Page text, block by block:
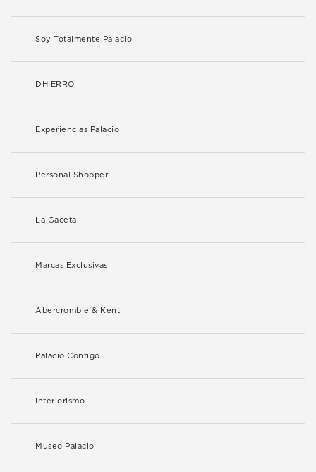
Soy Totalmente Palacio
DHIERRO
Experiencias Palacio
Personal Shopper
La Gaceta
Marcas Exclusivas
Abercrombie & Kent
Palacio Contigo
Interiorismo
Museo Palacio